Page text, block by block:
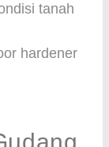
tanah
hardener